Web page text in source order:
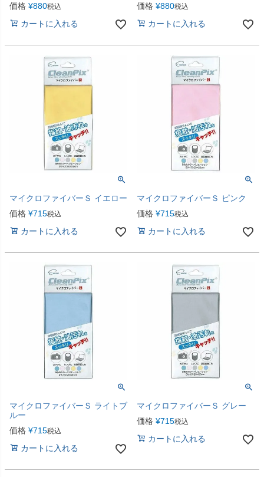
価格 ¥880税込
カートに入れる
価格 ¥880税込
カートに入れる
マイクロファイバーＳ イエロー
価格 ¥715税込
カートに入れる
マイクロファイバーＳ ピンク
価格 ¥715税込
カートに入れる
マイクロファイバーＳ ライトブ
ルー
価格 ¥715税込
カートに入れる
マイクロファイバーＳ グレー
価格 ¥715税込
カートに入れる